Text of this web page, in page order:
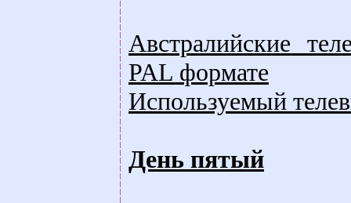
Австралийские
PAL формате
Используемый
День пятый